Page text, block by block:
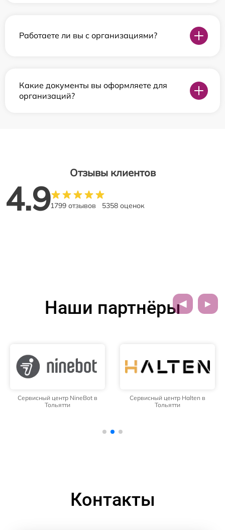
Работаете ли вы с организациями?
Какие документы вы оформляете для
организаций?
Отзывы клиентов
4.91799 отзывов 5358 оценок
Наши партнёры
Сервисный центр NineBot в
Тольятти
Сервисный центр Halten в
Тольятти
Контакты